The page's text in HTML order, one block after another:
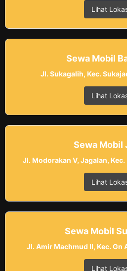
Lihat
Sewa Mobil
Jl. Sukagalih, Kec.
Lihat
Sewa Mobil
Jl. Modorakan V, Jagalan,
Lihat
Sewa Mobil
Jl. Amir Machmud II, Kec. Gn
Lihat